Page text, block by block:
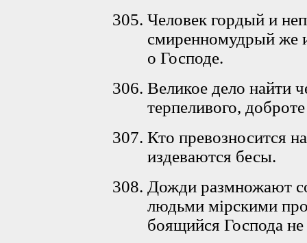
Человек гордый и
смиренномудрый же
о Господе.
Великое дело найти
терпеливого,
Кто превозносится
издеваются бесы.
Дожди размножают
людьми мiрскими
боящийся Господа не